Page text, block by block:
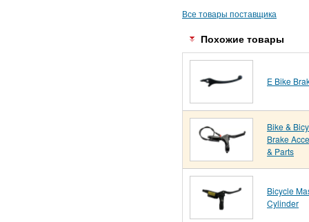
Все товары поставщика
Похожие товары
E Bike
Bike &
Brake
& Parts
Bicycle
Cylinder